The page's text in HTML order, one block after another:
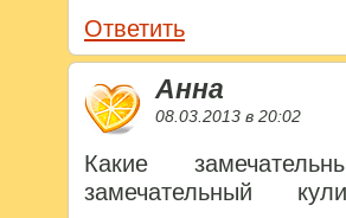
Ответить
Анна
08.03.2013 в 20:02
Какие
замечательный